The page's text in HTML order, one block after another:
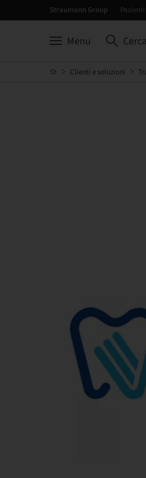
Straumann Group Pazienti
Menu Cerca
Clienti e soluzioni